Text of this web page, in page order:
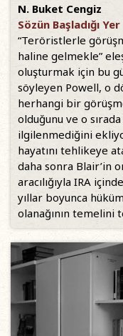
N. Buket Cengiz
Sözün Başladığı Yer
“Teröristlerle
haline gelmekle”
oluşturmak için bu
söyleyen Powell, o
herhangi bir
olduğunu ve o
ilgilenmediğini
hayatını tehlikeye
daha sonra Blair’in
aracılığıyla IRA
yıllar boyunca
olanağının temelini